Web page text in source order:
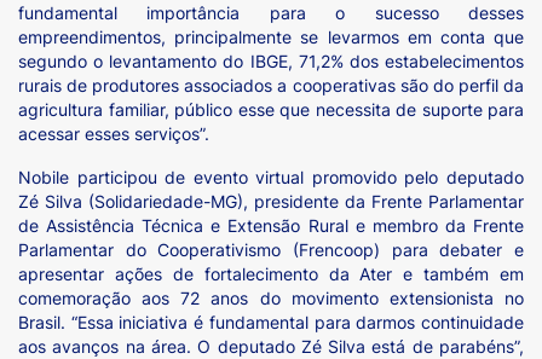
fundamental importância para o sucesso desses
empreendimentos, principalmente se levarmos em conta que
segundo o levantamento do IBGE, 71,2% dos estabelecimentos
rurais de produtores associados a cooperativas são do perfil da
agricultura familiar, público esse que necessita de suporte para
acessar esses serviços”.
Nobile participou de evento virtual promovido pelo deputado
Zé Silva (Solidariedade-MG), presidente da Frente Parlamentar
de Assistência Técnica e Extensão Rural e membro da Frente
Parlamentar do Cooperativismo (Frencoop) para debater e
apresentar ações de fortalecimento da Ater e também em
comemoração aos 72 anos do movimento extensionista no
Brasil. “Essa iniciativa é fundamental para darmos continuidade
aos avanços na área. O deputado Zé Silva está de parabéns”,